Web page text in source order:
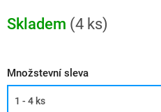
cena:
Skladem (4 ks)
Množstevní sleva
1 - 4 ks